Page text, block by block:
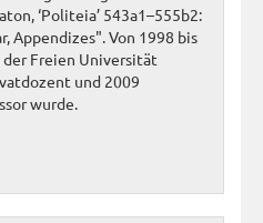
‘Politeia’ 543a1–555b2:
Appendizes". Von 1998 bis
Freien Universität
und 2009
wurde.